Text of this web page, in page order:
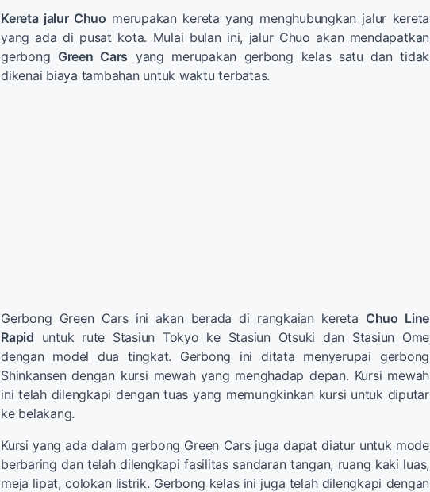
Kereta jalur Chuo merupakan kereta yang menghubungkan jalur kereta
yang ada di pusat kota. Mulai bulan ini, jalur Chuo akan mendapatkan
gerbong Green Cars yang merupakan gerbong kelas satu dan tidak
dikenai biaya tambahan untuk waktu terbatas.
Gerbong Green Cars ini akan berada di rangkaian kereta Chuo Line
Rapid untuk rute Stasiun Tokyo ke Stasiun Otsuki dan Stasiun Ome
dengan model dua tingkat. Gerbong ini ditata menyerupai gerbong
Shinkansen dengan kursi mewah yang menghadap depan. Kursi mewah
ini telah dilengkapi dengan tuas yang memungkinkan kursi untuk diputar
ke belakang.
Kursi yang ada dalam gerbong Green Cars juga dapat diatur untuk mode
berbaring dan telah dilengkapi fasilitas sandaran tangan, ruang kaki luas,
meja lipat, colokan listrik. Gerbong kelas ini juga telah dilengkapi dengan